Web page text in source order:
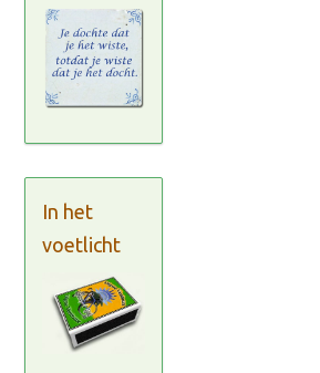
In het
voetlicht